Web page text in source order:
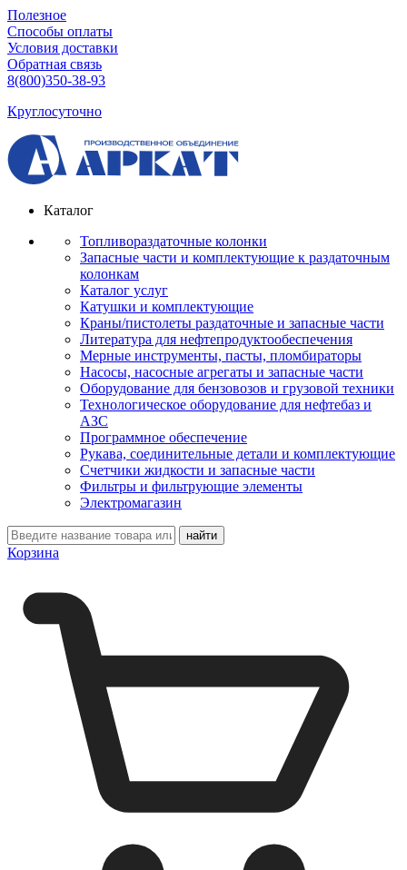
Полезное
Способы оплаты
Условия доставки
Обратная связь
8(800)350-38-93
Круглосуточно
Каталог
Топливораздаточные колонки
Запасные части и комплектующие к раздаточным
колонкам
Каталог услуг
Катушки и комплектующие
Краны/пистолеты раздаточные и запасные части
Литература для нефтепродуктообеспечения
Мерные инструменты, пасты, пломбираторы
Насосы, насосные агрегаты и запасные части
Оборудование для бензовозов и грузовой техники
Технологическое оборудование для нефтебаз и
АЗС
Программное обеспечение
Рукава, соединительные детали и комплектующие
Счетчики жидкости и запасные части
Фильтры и фильтрующие элементы
Электромагазин
Корзина